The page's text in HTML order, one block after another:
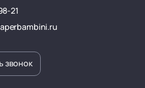
21
звонок